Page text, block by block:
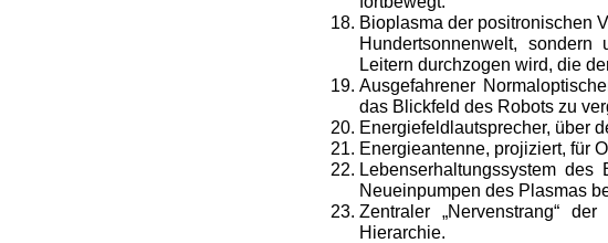
Bioplasma der positronischen
Hundertsonnenwelt,
Leitern durchzogen wird, die
Ausgefahrener
das Blickfeld des Robots zu
Energiefeldlautsprecher, über
Energieantenne, projiziert, für
Lebenserhaltungssystem
Neueinpumpen des Plasmas
Zentraler „Nervenstrang“
Hierarchie.